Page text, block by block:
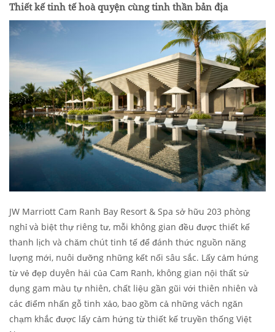
Thiết kế tinh tế hoà quyện cùng tinh thần bản địa
JW Marriott Cam Ranh Bay Resort & Spa sở hữu 203 phòng
nghỉ và biệt thự riêng tư, mỗi không gian đều được thiết kế
thanh lịch và chăm chút tinh tế để đánh thức nguồn năng
lượng mới, nuôi dưỡng những kết nối sâu sắc. Lấy cảm hứng
từ vẻ đẹp duyên hải của Cam Ranh, không gian nội thất sử
dụng gam màu tự nhiên, chất liệu gần gũi với thiên nhiên và
các điểm nhấn gỗ tinh xảo, bao gồm cả những vách ngăn
chạm khắc được lấy cảm hứng từ thiết kế truyền thống Việt